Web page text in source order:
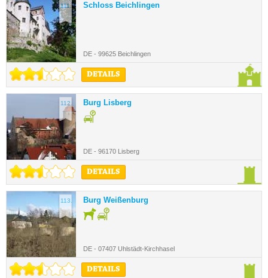
111. Schloss Beichlingen
DE - 99625 Beichlingen
DETAILS
112. Burg Lisberg
DE - 96170 Lisberg
DETAILS
113. Burg Weißenburg
DE - 07407 Uhlstädt-Kirchhasel
DETAILS